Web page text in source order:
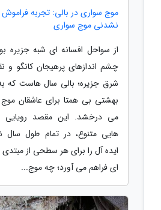
موج سواری در بالی: تجربه فراموش
نشدنی موج سواری
از سواحل افسانه ای شبه جزیره
چشم اندازهای پرهیجان کانگو و
شرق جزیره؛ بالی سال هاست که
بهشتی بی همتا برای عاشقان
می درخشد. این مقصد رویایی
هایی متنوع، در تمام طول سال
ایده آل را برای هر سطحی از مبتدی
ای فراهم می آورد؛ چه موج...